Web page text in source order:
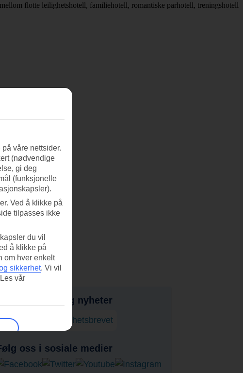
flotte leilighetshotell, familiehotell, romantiske parhotell, treningshotell
Få tilbud, tips og nyheter
Abonner på nyhetsbrevet
oss i sosiale medier
våre nettsider.
(nødvendige
gi deg
(funksjonelle
Ved å klikke på
tilpasses ikke
du vil
å klikke på
om hver enkelt
sikkerhet. Vi vil
vår